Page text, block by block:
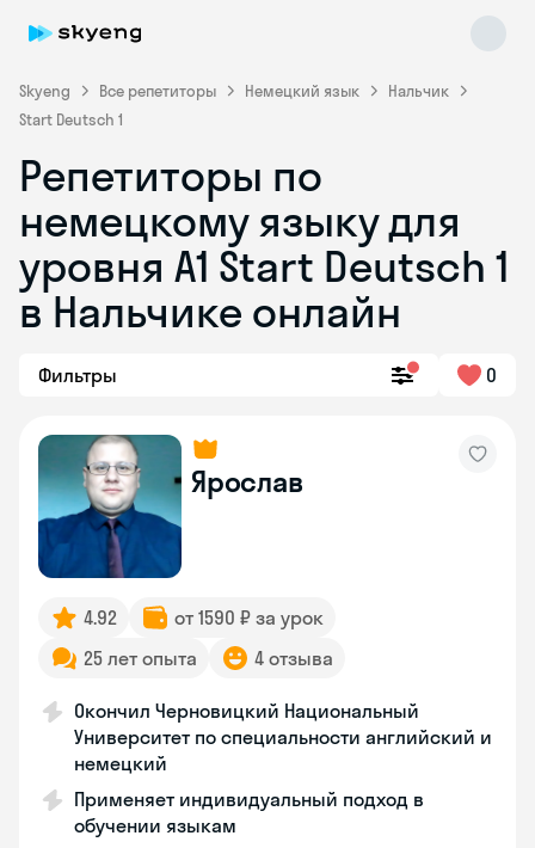
Skyeng Все репетиторы Немецкий язык
Нальчик
Start Deutsch 1
Репетиторы по
немецкому языку для
уровня A1 Start Deutsch 1
в Нальчике онлайн
Фильтры 0
Ярослав
4.92
от 1590 ₽ за урок
25 лет опыта
4 отзыва
Окончил Черновицкий Национальный
Университет по специальности английский и
немецкий
Применяет индивидуальный подход в
обучении языкам
Skyeng Chat